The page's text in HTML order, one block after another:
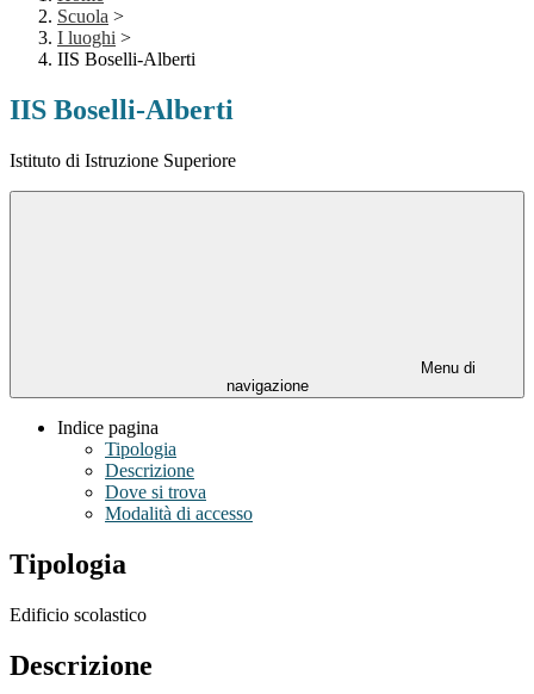
Scuola >
I luoghi >
IIS Boselli-Alberti
IIS Boselli-Alberti
Istituto di Istruzione Superiore
Menu di
navigazione
Indice pagina
Tipologia
Descrizione
Dove si trova
Modalità di accesso
Tipologia
Edificio scolastico
Descrizione